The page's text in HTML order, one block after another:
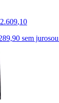
2.609,10
sem jurosou